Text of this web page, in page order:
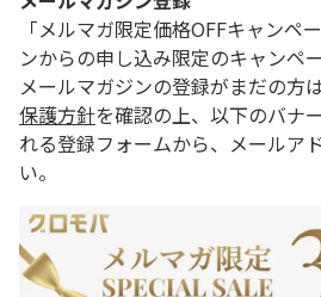
「メルマガ限定価格OFFキャンペ
ンからの申し込み限定のキャンペー
メールマガジンの登録がまだの方
保護方針を確認の上、以下のバナ
れる登録フォームから、メールア
い。